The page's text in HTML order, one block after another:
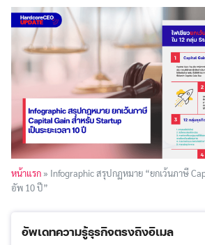
หน้าแรก » Infographic สรุปกฏหมาย “ยกเว้นภาษี
อัพ 10 ปี”
อัพเดทความรู้ธุรกิจตรงถึงอีเมล